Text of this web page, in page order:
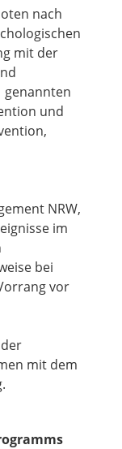
nach
mit der
genannten
und
NRW,
im
bei
vor
mit dem